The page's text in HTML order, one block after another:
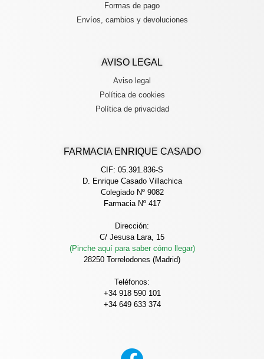
FARMACIA ENRIQUE CASADO
CIF: 05.391.836-S
D. Enrique Casado Villachica
Colegiado Nº 9082
Farmacia Nº 417
Dirección:
C/ Jesusa Lara, 15
(Pinche aquí para saber cómo llegar)
28250 Torrelodones (Madrid)
Teléfonos:
+34 918 590 101
+34 649 633 374
AVISO LEGAL
Aviso legal
Política de cookies
Política de privacidad
Formas de pago
Envíos, cambios y devoluciones